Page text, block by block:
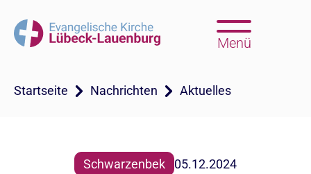
Menü
Startseite Nachrichten Aktuelles
Schwarzenbek 05.12.2024